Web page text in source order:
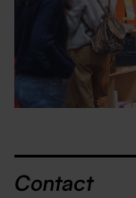
Contact